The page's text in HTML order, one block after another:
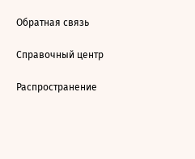
Обратная связь
Справочный центр
Распространение